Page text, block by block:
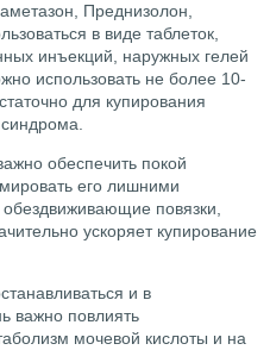
Преднизолон,
в виде таблеток,
инъекций, наружных гелей
использовать не более 10-
для купирования
обеспечить покой
его лишними
повязки,
ускоряет купирование
и в
важно повлиять
мочевой кислоты и на